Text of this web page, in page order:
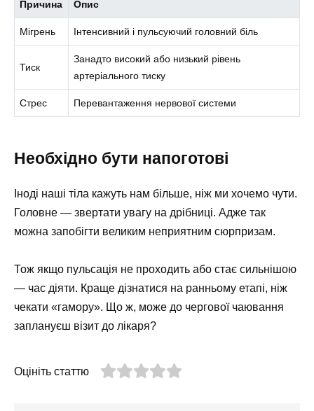
Причина Опис
Мігрень Інтенсивний і пульсуючий головний біль
Тиск
Занадто високий або низький рівень
артеріального тиску
Стрес Перевантаження нервової системи
Необхідно бути напоготові
Іноді наші тіла кажуть нам більше, ніж ми хочемо чути.
Головне — звертати увагу на дрібниці. Адже так
можна запобігти великим неприятним сюрпризам.
Тож якщо пульсація не проходить або стає сильнішою
— час діяти. Краще дізнатися на ранньому етапі, ніж
чекати «гамору». Що ж, може до чергової чаювання
заплануєш візит до лікаря?
Оцініть статтю